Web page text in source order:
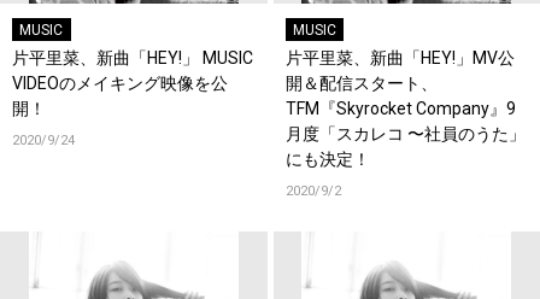
MUSIC
片平里菜、新曲「HEY!」 MUSIC
VIDEOのメイキング映像を公
開！
2020/9/24
MUSIC
片平里菜、新曲「HEY!」MV公
開＆配信スタート、
TFM『Skyrocket Company』9
月度「スカレコ 〜社員のうた」
にも決定！
2020/9/2